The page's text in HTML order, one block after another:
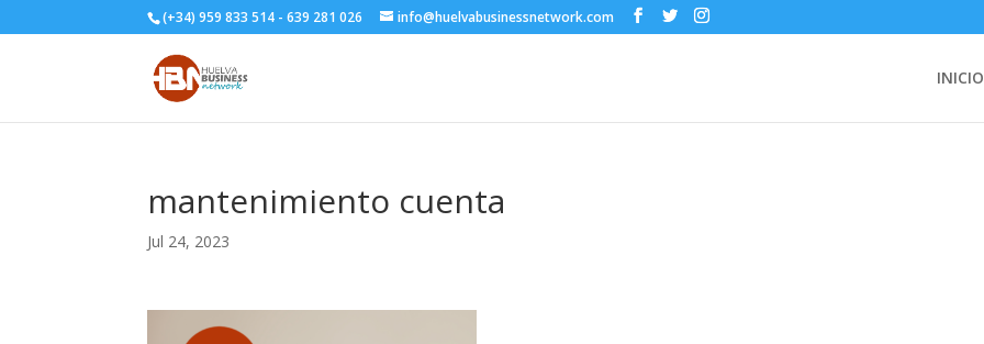
(+34) 959 833 514 - 639 281 026 info@huelvabusinessnetwork.com
INICIO
mantenimiento cuenta
Jul 24, 2023